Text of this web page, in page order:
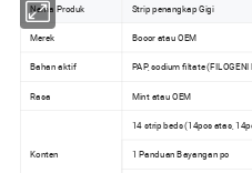
Nama Produk Strip penangkap Gigi
Merek Bocor atau OEM
Bahan aktif PAP, sodium filtate (FILOGENI
Rasa Mint atau OEM
Konten
14 strip beds (14pcs atas,
1 Panduan Bayangan pc